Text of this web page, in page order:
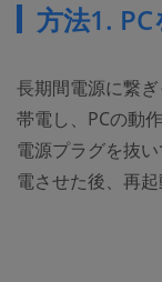
方法1.
長期間電源に繋
帯電し、PCの動
電源プラグを抜
電させた後、再起